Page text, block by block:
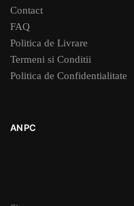
Contact
FAQ
Politica de Livrare
Termeni si Conditii
Politica de Confidentialitate
ANPC